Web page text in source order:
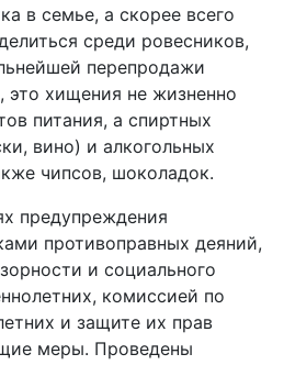
в семье, а скорее всего
среди ровесников,
перепродажи
это хищения не жизненно
питания, а спиртных
вино) и алкогольных
чипсов, шоколадок.
предупреждения
противоправных деяний,
и социального
комиссией по
и защите их прав
меры. Проведены